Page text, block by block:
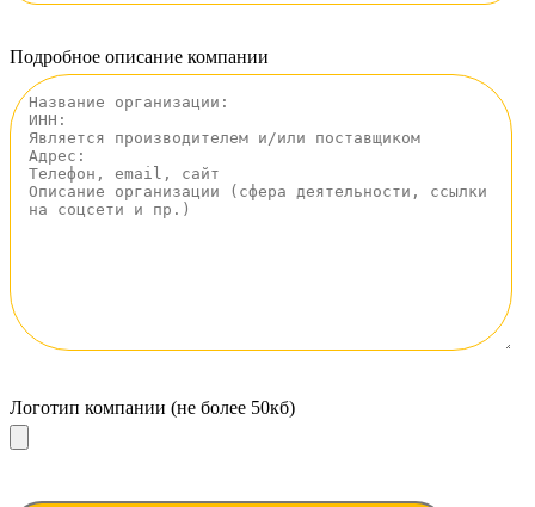
Подробное описание компании
Логотип компании (не более 50кб)